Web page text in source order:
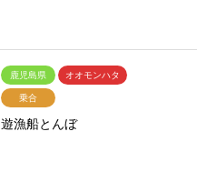
鹿児島県 オオモンハタ
乗合
遊漁船とんぼ